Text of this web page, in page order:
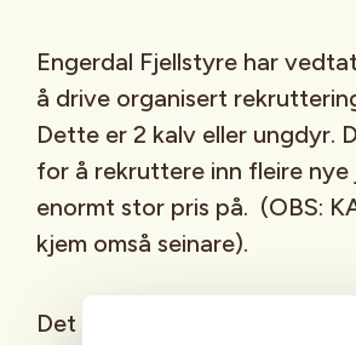
Engerdal Fjellstyre har
å drive organisert
Dette er 2 kalv eller ungdyr.
for å rekruttere inn fleire
enormt stor pris på. (OBS:
kjem omså seinare).
Det vil bli organisert